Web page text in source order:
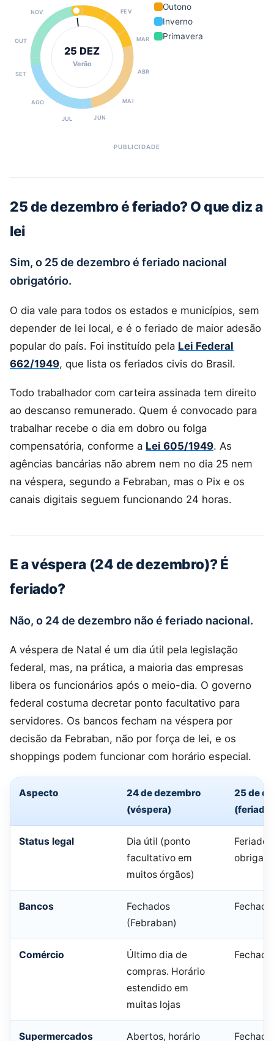
FEV
MAR
ABR
MAI
JUN
JUL
AGO
SET
OUT
NOV
25 DEZ
Verão
Outono
Inverno
Primavera
25 de dezembro é feriado? O que diz a
lei
Sim, o 25 de dezembro é feriado nacional
obrigatório.
O dia vale para todos os estados e municípios, sem
depender de lei local, e é o feriado de maior adesão
popular do país. Foi instituído pela Lei Federal
662/1949, que lista os feriados civis do Brasil.
Todo trabalhador com carteira assinada tem direito
ao descanso remunerado. Quem é convocado para
trabalhar recebe o dia em dobro ou folga
compensatória, conforme a Lei 605/1949. As
agências bancárias não abrem nem no dia 25 nem
na véspera, segundo a Febraban, mas o Pix e os
canais digitais seguem funcionando 24 horas.
E a véspera (24 de dezembro)? É
feriado?
Não, o 24 de dezembro não é feriado nacional.
A véspera de Natal é um dia útil pela legislação
federal, mas, na prática, a maioria das empresas
libera os funcionários após o meio-dia. O governo
federal costuma decretar ponto facultativo para
servidores. Os bancos fecham na véspera por
decisão da Febraban, não por força de lei, e os
shoppings podem funcionar com horário especial.
Aspecto
24 de dezembro
(véspera)
25 de
(feriado)
Status legal
Dia útil (ponto
facultativo em
muitos órgãos)
Feriado
Bancos
Fechados
(Febraban)
Comércio
Último dia de
compras. Horário
estendido em
muitas lojas
Fechado
Supermercados Abertos, horário